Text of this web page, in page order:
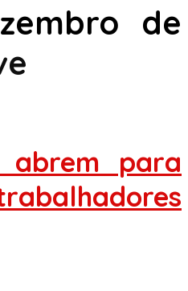
de
abrem para